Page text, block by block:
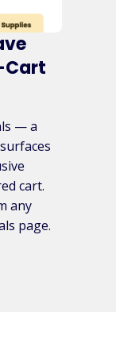
Cart
— a
cart.
any
page.